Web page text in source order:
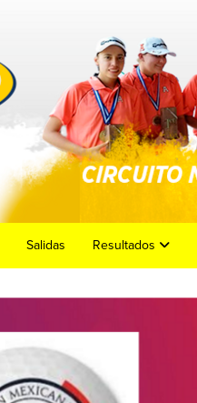
Salidas Resultados